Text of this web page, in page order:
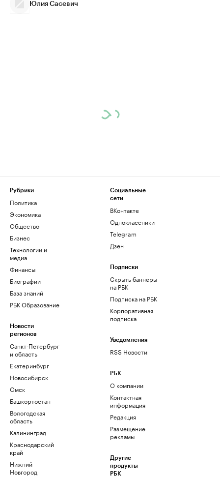
Юлия Сасевич
Рубрики
Политика
Экономика
Общество
Бизнес
Технологии и
медиа
Финансы
Биографии
База знаний
РБК Образование
Новости
регионов
Санкт-Петербург
и область
Екатеринбург
Новосибирск
Омск
Башкортостан
Вологодская
область
Калининград
Краснодарский
край
Нижний
Новгород
Социальные
сети
ВКонтакте
Одноклассники
Telegram
Дзен
Подписки
Скрыть баннеры
на РБК
Подписка на РБК
Корпоративная
подписка
Уведомления
RSS Новости
РБК
О компании
Контактная
информация
Редакция
Размещение
рекламы
Другие
продукты
РБК